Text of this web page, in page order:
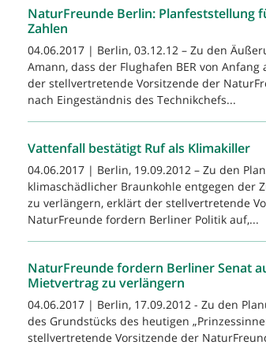
NaturFreunde Berlin: Planfeststellung
Zahlen
04.06.2017 | Berlin, 03.12.12 – Zu den
Amann, dass der Flughafen BER von
der stellvertretende Vorsitzende der
nach Eingeständnis des Technikchefs...
Vattenfall bestätigt Ruf als Klimakiller
04.06.2017 | Berlin, 19.09.2012 – Zu den
klimaschädlicher Braunkohle entgegen der
zu verlängern, erklärt der stellvertretende
NaturFreunde fordern Berliner Politik auf,...
NaturFreunde fordern Berliner Senat
Mietvertrag zu verlängern
04.06.2017 | Berlin, 17.09.2012 - Zu den
des Grundstücks des heutigen
stellvertretende Vorsitzende der